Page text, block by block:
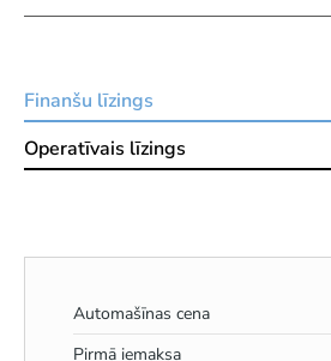
Finanšu līzings
Operatīvais līzings
Automašīnas cena
Pirmā iemaksa